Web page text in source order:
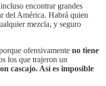
encontrar grandes
del América. Habrá quien
mezcla, y seguro
ofensivamente no tiene
los que trajeron un
cascajo. Así es imposible